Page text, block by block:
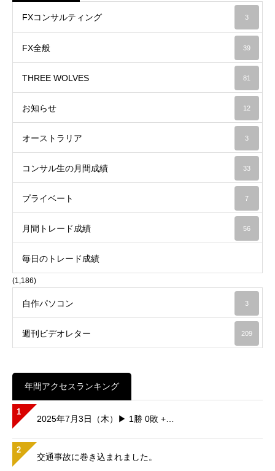
FXコンサルティング 3
FX全般 39
THREE WOLVES 81
お知らせ 12
オーストラリア 3
コンサル生の月間成績 33
プライベート 7
月間トレード成績 56
毎日のトレード成績
(1,186)
自作パソコン 3
週刊ビデオレター 209
年間アクセスランキング
1
2025年7月3日（木）▶ 1勝 0敗 +…
2
交通事故に巻き込まれました。